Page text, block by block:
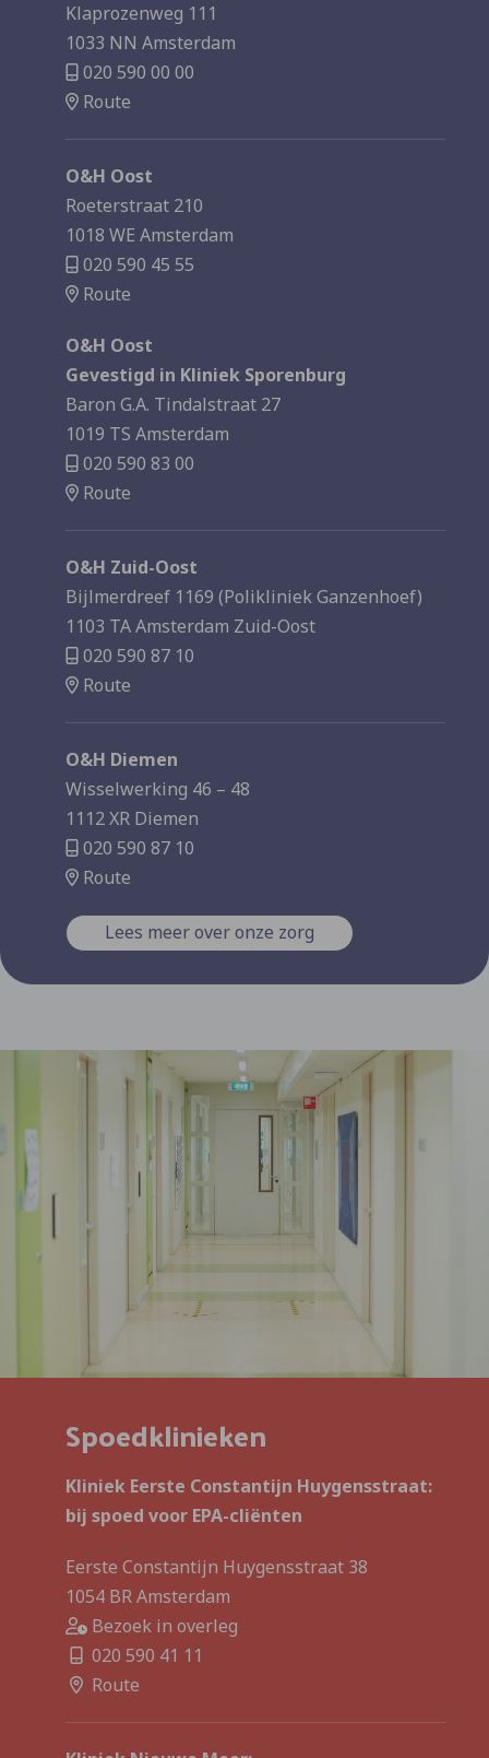
Klaprozenweg 111
1033 NN Amsterdam
020 590 00 00
Route
O&H Oost
Roeterstraat 210
1018 WE Amsterdam
020 590 45 55
Route
O&H Oost
Gevestigd in Kliniek Sporenburg
Baron G.A. Tindalstraat 27
1019 TS Amsterdam
020 590 83 00
Route
O&H Zuid-Oost
Bijlmerdreef 1169 (Polikliniek Ganzenhoef)
1103 TA Amsterdam Zuid-Oost
020 590 87 10
Route
O&H Diemen
Wisselwerking 46 – 48
1112 XR Diemen
020 590 87 10
Route
Lees meer over onze zorg
Spoedklinieken
Kliniek Eerste Constantijn Huygensstraat:
bij spoed voor EPA-cliënten
Eerste Constantijn Huygensstraat 38
1054 BR Amsterdam
Bezoek in overleg
020 590 41 11
Route